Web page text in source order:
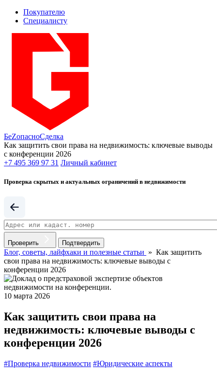
Покупателю
Специалисту
БеZопасноСделка
Как защитить свои права на недвижимость: ключевые выводы
с конференции 2026
+7 495 369 97 31 Личный кабинет
Проверка скрытых и актуальных ограничений в недвижимости
Проверить Подтвердить
Блог, советы, лайфхаки и полезные статьи » Как защитить
свои права на недвижимость: ключевые выводы с
конференции 2026
10 марта 2026
Как защитить свои права на
недвижимость: ключевые выводы с
конференции 2026
#Проверка недвижимости #Юридические аспекты